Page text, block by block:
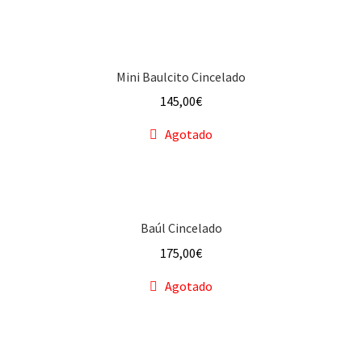
Mini Baulcito Cincelado
145,00€
Agotado
Baúl Cincelado
175,00€
Agotado